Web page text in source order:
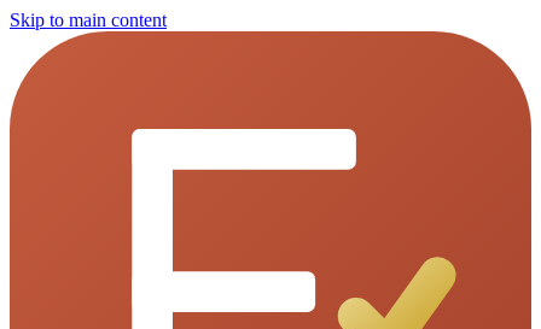
Skip to main content